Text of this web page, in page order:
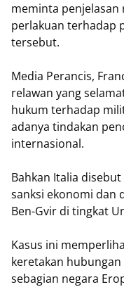
meminta penjelasan
perlakuan terhadap
tersebut.
Media Perancis,
relawan yang
hukum terhadap
adanya tindakan
internasional.
Bahkan Italia
sanksi ekonomi dan
Ben-Gvir di tingkat
Kasus ini
keretakan
sebagian negara